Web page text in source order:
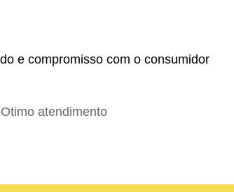
e compromisso com o consumidor
atendimento